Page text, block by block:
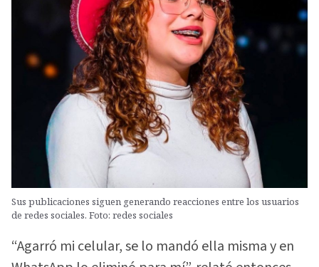
Sus publicaciones siguen generando reacciones entre los usuarios
de redes sociales. Foto: redes sociales
“Agarró mi celular, se lo mandó ella misma y en